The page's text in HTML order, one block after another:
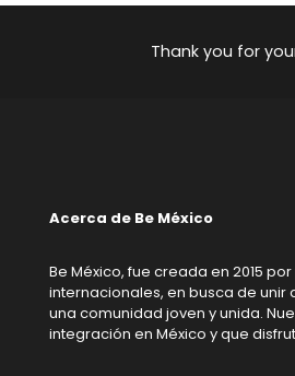
Thank you for
Acerca de Be México
Be México, fue creada en 2015
internacionales, en busca de unir
una comunidad joven y unida.
integración en México y que